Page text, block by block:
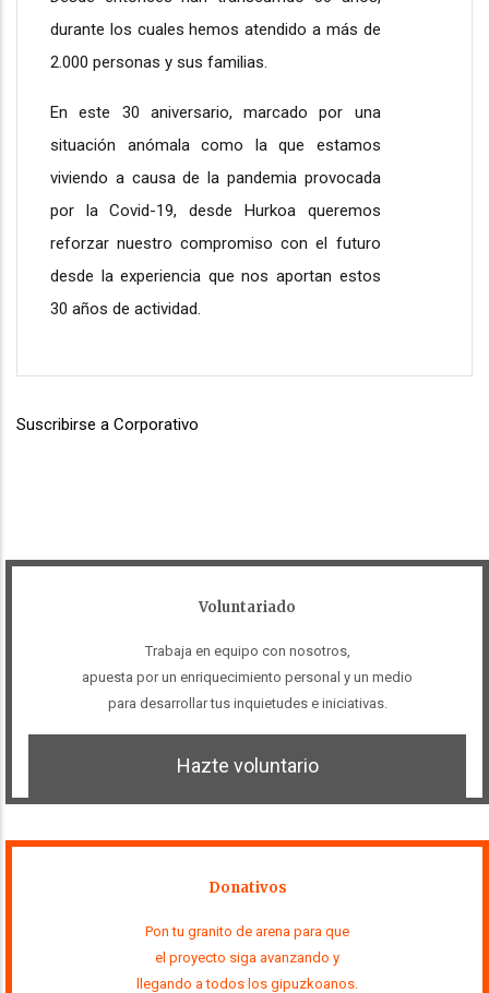
durante los cuales hemos atendido a más de
2.000 personas y sus familias.
En este 30 aniversario, marcado por una
situación anómala como la que estamos
viviendo a causa de la pandemia provocada
por la Covid-19, desde Hurkoa queremos
reforzar nuestro compromiso con el futuro
desde la experiencia que nos aportan estos
30 años de actividad.
Suscribirse a Corporativo
Voluntariado
Trabaja en equipo con nosotros,
apuesta por un enriquecimiento personal y un medio
para desarrollar tus inquietudes e iniciativas.
Hazte voluntario
Donativos
Pon tu granito de arena para que
el proyecto siga avanzando y
llegando a todos los gipuzkoanos.